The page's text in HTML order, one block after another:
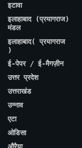
इटावा
इलाहाबाद (प्रयागराज)
मंडल
इलाहाबाद( प्रयागराज
)
ई-पेपर / ई-मैगज़ीन
उत्तर प्रदेश
उत्तराखंड
उन्नाव
एटा
ओडिसा
औरैया